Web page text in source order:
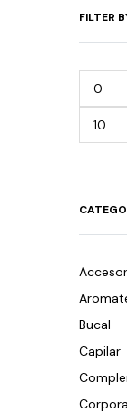
FILTER
Bucal
Capilar